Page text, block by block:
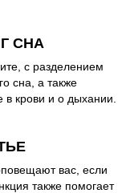
СНА
с разделением
сна, а также
крови и о дыхании.
вас, если
также помогает